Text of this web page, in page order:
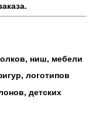
ниш, мебели
логотипов
детских